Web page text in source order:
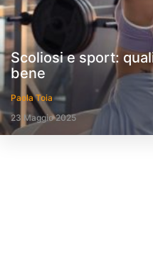
Scoliosi e sport:
bene
Paola Toia
23 Maggio 2025